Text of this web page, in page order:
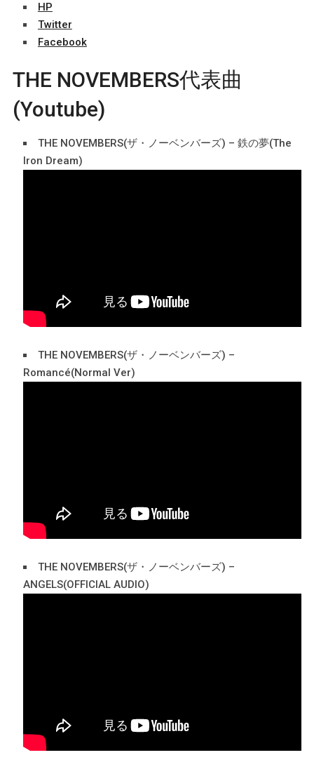
HP
Twitter
Facebook
THE NOVEMBERS代表曲
(Youtube)
THE NOVEMBERS(ザ・ノーベンバーズ) – 鉄の夢(The
Iron Dream)
THE NOVEMBERS(ザ・ノーベンバーズ) –
Romancé(Normal Ver)
THE NOVEMBERS(ザ・ノーベンバーズ) –
ANGELS(OFFICIAL AUDIO)